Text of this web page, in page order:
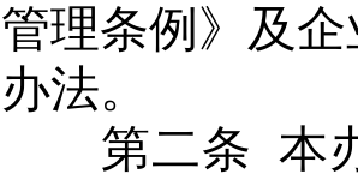
管理条例》及
办法。
第二条 本